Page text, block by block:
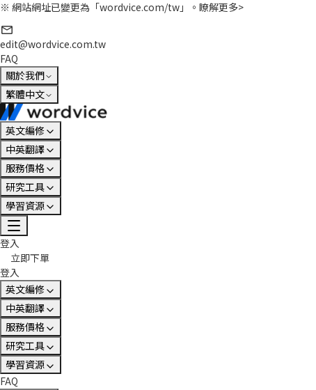
※ 網站網址已變更為「wordvice.com/tw」。 瞭解更多>
edit@wordvice.com.tw
FAQ
關於我們
繁體中文
英文編修
中英翻譯
服務價格
研究工具
學習資源
登入
立即下單
登入
英文編修
中英翻譯
服務價格
研究工具
學習資源
FAQ